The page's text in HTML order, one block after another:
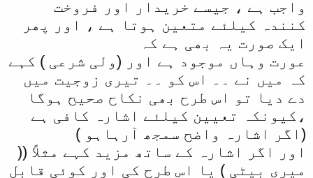
واجب ہے ، جیسے خریدار اور فروخت
کنندہ کیلئے متعین ہوتا ہے ، اور پھر
ایک صورت یہ بھی ہے کہ
عورت وہاں موجود ہے اور (ولی شرعی ) کہے
کہ میں نے ۔۔ اس کو ۔۔ تیری زوجیت میں
دے دیا تو اس طرح بھی نکاح صحیح ہوگا
،کیونکہ تعیین کیلئے اشارہ کافی ہے
(اگر اشارہ واضح سمجھ آرہاہو )
اور اگر اشارہ کے ساتھ مزید کہے مثلاً ((
میری بیٹی ) یا اس طرح کی اور کوئی قابل